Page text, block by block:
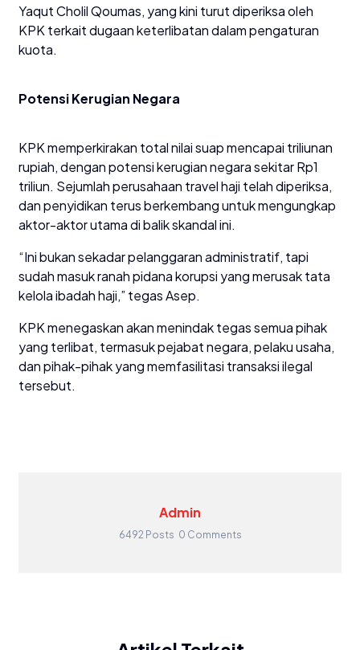
Yaqut Cholil Qoumas, yang kini turut diperiksa oleh
KPK terkait dugaan keterlibatan dalam pengaturan
kuota.
Potensi Kerugian Negara
KPK memperkirakan total nilai suap mencapai triliunan
rupiah, dengan potensi kerugian negara sekitar Rp1
triliun. Sejumlah perusahaan travel haji telah diperiksa,
dan penyidikan terus berkembang untuk mengungkap
aktor-aktor utama di balik skandal ini.
“Ini bukan sekadar pelanggaran administratif, tapi
sudah masuk ranah pidana korupsi yang merusak tata
kelola ibadah haji,” tegas Asep.
KPK menegaskan akan menindak tegas semua pihak
yang terlibat, termasuk pejabat negara, pelaku usaha,
dan pihak-pihak yang memfasilitasi transaksi ilegal
tersebut.
Admin
6492 Posts 0 Comments